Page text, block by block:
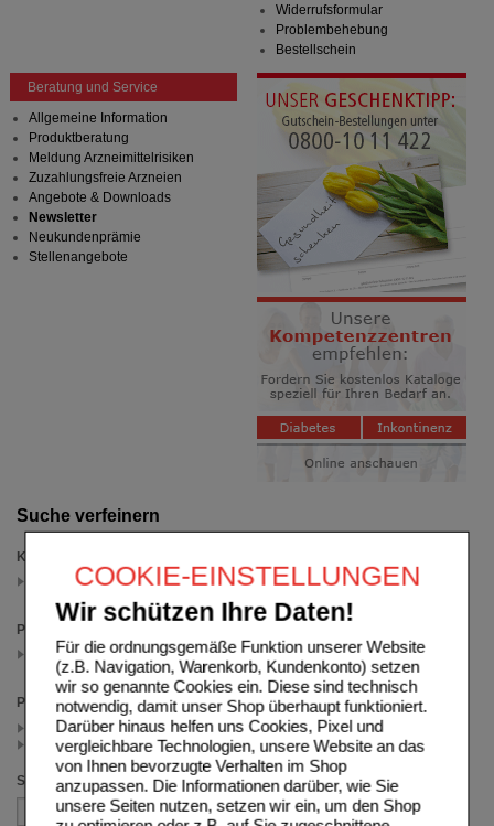
COOKIE-EINSTELLUNGEN
Wir schützen Ihre Daten!
Für die ordnungsgemäße Funktion unserer Website
(z.B. Navigation, Warenkorb, Kundenkonto) setzen
wir so genannte Cookies ein. Diese sind technisch
notwendig, damit unser Shop überhaupt funktioniert.
Darüber hinaus helfen uns Cookies, Pixel und
vergleichbare Technologien, unsere Website an das
von Ihnen bevorzugte Verhalten im Shop
anzupassen. Die Informationen darüber, wie Sie
unsere Seiten nutzen, setzen wir ein, um den Shop
Suche verfeinern
Kategorien
Packungsgröße
900 St
(auswahl entfernen)
Preis
< 23.00 (1)
>= 23.00 (1)
Sortieren nach
Widerrufsformular
Problembehebung
Bestellschein
Beratung und Service
Allgemeine Information
Produktberatung
Meldung Arzneimittelrisiken
Zuzahlungsfreie Arzneien
Angebote & Downloads
Newsletter
Neukundenprämie
Stellenangebote